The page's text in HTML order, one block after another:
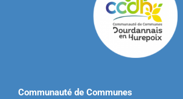
Communauté de Communes